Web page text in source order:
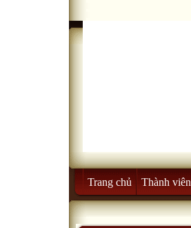
Trang chủ Thành viên